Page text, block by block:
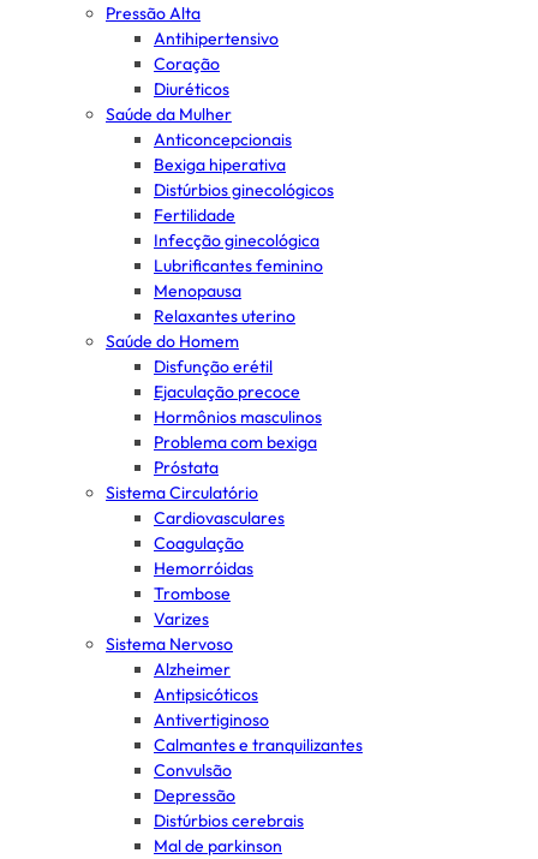
Pressão Alta
Antihipertensivo
Coração
Diuréticos
Saúde da Mulher
Anticoncepcionais
Bexiga hiperativa
Distúrbios ginecológicos
Fertilidade
Infecção ginecológica
Lubrificantes feminino
Menopausa
Relaxantes uterino
Saúde do Homem
Disfunção erétil
Ejaculação precoce
Hormônios masculinos
Problema com bexiga
Próstata
Sistema Circulatório
Cardiovasculares
Coagulação
Hemorróidas
Trombose
Varizes
Sistema Nervoso
Alzheimer
Antipsicóticos
Antivertiginoso
Calmantes e tranquilizantes
Convulsão
Depressão
Distúrbios cerebrais
Mal de parkinson